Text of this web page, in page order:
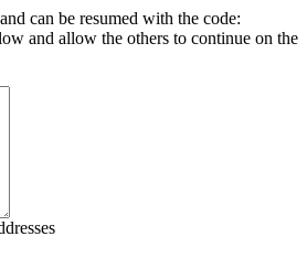
can be resumed with the code:
and allow the others to continue on the